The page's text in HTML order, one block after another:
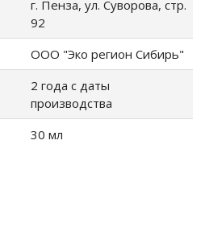
г. Пенза, ул. Суворова, стр.
92
ООО "Эко регион Сибирь"
2 года с даты
производства
30 мл